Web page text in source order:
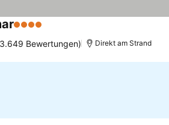
4 Sterne
Bewertungen) Direkt am Strand